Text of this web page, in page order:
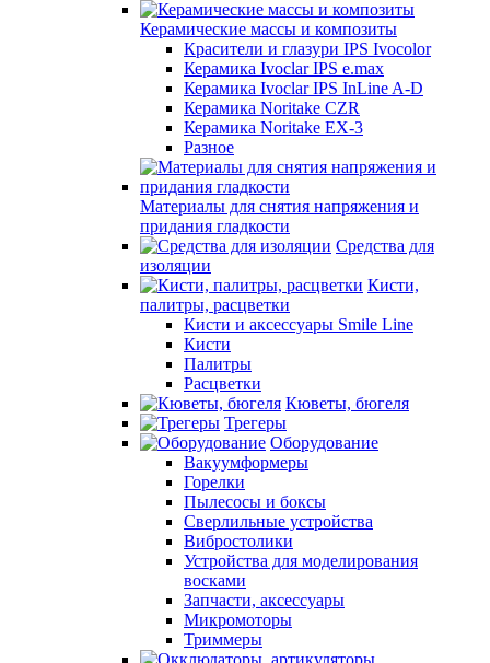
Керамические массы и композиты
Красители и глазури IPS Ivocolor
Керамика Ivoclar IPS e.max
Керамика Ivoclar IPS InLine A-D
Керамика Noritake CZR
Керамика Noritake EX-3
Разное
Материалы для снятия напряжения и
придания гладкости
Средства для
изоляции
Кисти,
палитры, расцветки
Кисти и аксессуары Smile Line
Кисти
Палитры
Расцветки
Кюветы, бюгеля
Трегеры
Оборудование
Вакуумформеры
Горелки
Пылесосы и боксы
Сверлильные устройства
Вибростолики
Устройства для моделирования
восками
Запчасти, аксессуары
Микромоторы
Триммеры